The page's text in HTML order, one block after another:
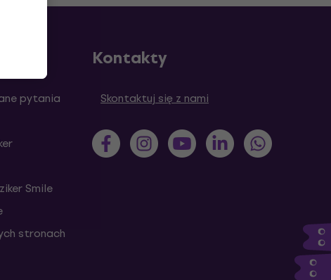
pytania
Smile
stronach
Kontakty
Skontaktuj się z nami